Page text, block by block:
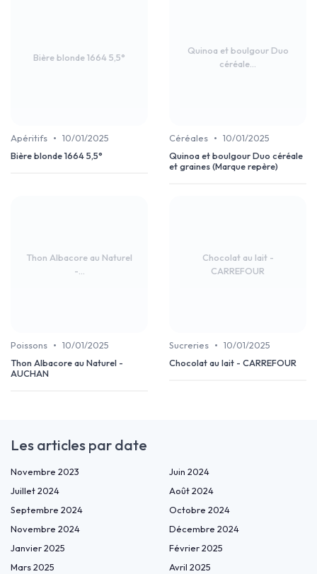
Bière blonde 1664 5,5°
Apéritifs • 10/01/2025
Bière blonde 1664 5,5°
Quinoa et boulgour Duo
céréale...
Céréales • 10/01/2025
Quinoa et boulgour Duo céréale
et graines (Marque repère)
Thon Albacore au Naturel
-...
Poissons • 10/01/2025
Thon Albacore au Naturel -
AUCHAN
Chocolat au lait -
CARREFOUR
Sucreries • 10/01/2025
Chocolat au lait - CARREFOUR
Les articles par date
Novembre 2023
Juin 2024
Juillet 2024
Août 2024
Septembre 2024
Octobre 2024
Novembre 2024
Décembre 2024
Janvier 2025
Février 2025
Mars 2025
Avril 2025